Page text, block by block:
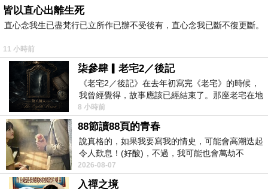
薄紗睡衣+小丁(黑-桃蕾絲)在網路上買應該會比較便
宜，
而且24小時都能買，上網慢慢挑選，不用等店家開
門也不用看店員臉色，這麼方便當然選擇在
網路上購買~~
於是我參考了其他網友娃娃日系 勾魂 挑逗假開襟薄
紗睡衣+小丁(黑-桃蕾絲)的推薦開箱文及心得分享!
皆以直心出離生死
直心念我生已盡梵行已立所作已辦不受後有，直心念我已斷不復更斷。
11 小時前
柒參肆▎老宅2／後記
《老宅2／後記》在去年初寫完《老宅》的時候，
我曾經覺得，故事應該已經結束了。那座老宅在地
震中倒塌，七個人終於離開那片黑暗，
8 小時前
88節讀88頁的青春
說真格的，如果我要寫我的情史，可能會高潮迭起
令人歎息！(好酸)，不過，我可能也會萬劫不
復...，每天跪鍵盤還是被判了花心的罪
2026-08-07
入禪之境